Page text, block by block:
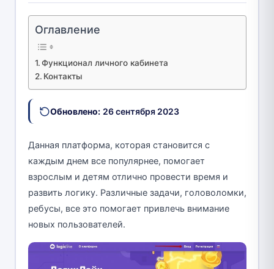
Оглавление
Функционал личного кабинета
Контакты
Обновлено: 26 сентября 2023
Данная платформа, которая становится с
каждым днем все популярнее, помогает
взрослым и детям отлично провести время и
развить логику. Различные задачи, головоломки,
ребусы, все это помогает привлечь внимание
новых пользователей.